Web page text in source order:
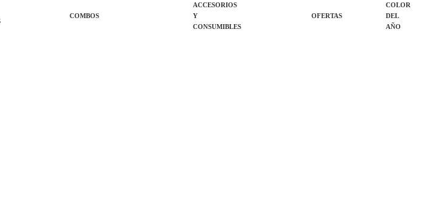
COMBOS
ACCESORIOS
Y
CONSUMIBLES
OFERTAS
COLOR
DEL
AÑO